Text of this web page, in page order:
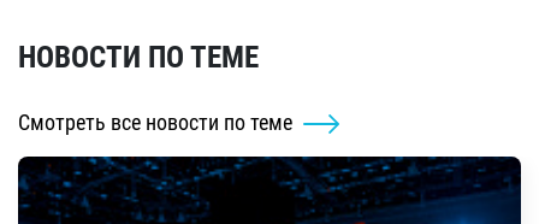
НОВОСТИ ПО ТЕМЕ
Смотреть все новости по теме